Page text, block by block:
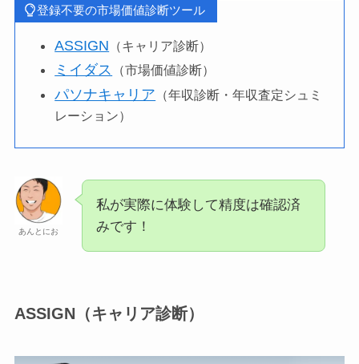
登録不要の市場価値診断ツール
ASSIGN （キャリア診断）
ミイダス （市場価値診断）
パソナキャリア （年収診断・年収査定シュミ
レーション）
あんとにお
私が実際に体験して精度は確認済
みです！
ASSIGN（キャリア診断）